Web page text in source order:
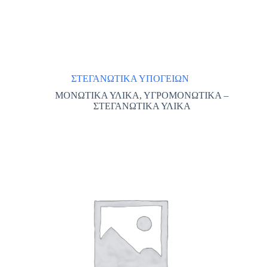
ΣΤΕΓΑΝΩΤΙΚΑ ΥΠΟΓΕΙΩΝ
ΜΟΝΩΤΙΚΑ ΥΛΙΚΑ,ΥΓΡΟΜΟΝΩΤΙΚΑ –
ΣΤΕΓΑΝΩΤΙΚΑ ΥΛΙΚΑ